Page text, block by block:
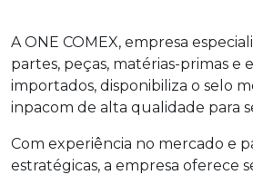
A ONE COMEX, empresa
partes, peças, matérias-primas e
importados, disponibiliza o selo
inpacom de alta qualidade para
Com experiência no mercado e
estratégicas, a empresa oferece